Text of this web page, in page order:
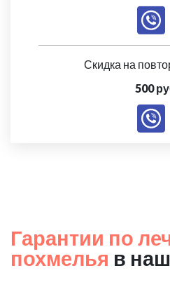
Скидка на
500
Гарантии по
похмелья в